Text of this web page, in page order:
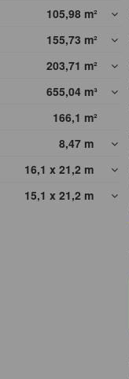
105,98 m²
155,73 m²
203,71 m²
655,04 m³
166,1 m²
8,47 m
16,1 x 21,2 m
15,1 x 21,2 m